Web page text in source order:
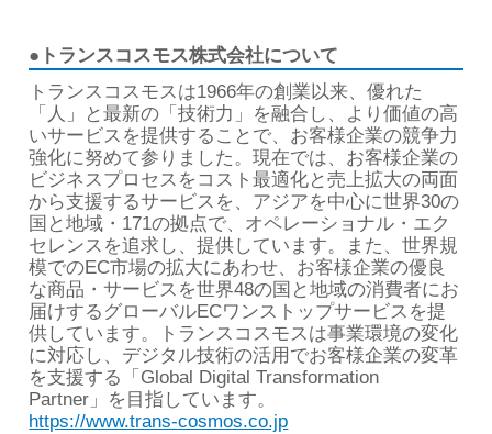
●トランスコスモス株式会社について
トランスコスモスは1966年の創業以来、優れた
「人」と最新の「技術力」を融合し、より価値の高
いサービスを提供することで、お客様企業の競争力
強化に努めて参りました。現在では、お客様企業の
ビジネスプロセスをコスト最適化と売上拡大の両面
から支援するサービスを、アジアを中心に世界30の
国と地域・171の拠点で、オペレーショナル・エク
セレンスを追求し、提供しています。また、世界規
模でのEC市場の拡大にあわせ、お客様企業の優良
な商品・サービスを世界48の国と地域の消費者にお
届けするグローバルECワンストップサービスを提
供しています。トランスコスモスは事業環境の変化
に対応し、デジタル技術の活用でお客様企業の変革
を支援する「Global Digital Transformation
Partner」を目指しています。
https://www.trans-cosmos.co.jp